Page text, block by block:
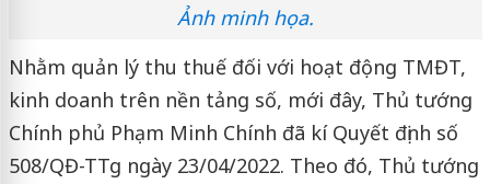
Ảnh minh họa.
Nhằm quản lý thu thuế đối với hoạt động TMĐT,
kinh doanh trên nền tảng số, mới đây, Thủ tướng
Chính phủ Phạm Minh Chính đã kí Quyết định số
508/QĐ-TTg ngày 23/04/2022. Theo đó, Thủ tướng